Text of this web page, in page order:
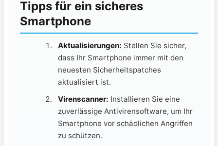
Tipps für ein sicheres
Smartphone
Aktualisierungen: Stellen Sie sicher,
dass Ihr Smartphone immer mit den
neuesten Sicherheitspatches
aktualisiert ist.
Virenscanner: Installieren Sie eine
zuverlässige Antivirensoftware, um Ihr
Smartphone vor schädlichen Angriffen
zu schützen.